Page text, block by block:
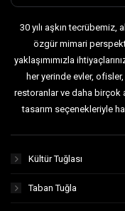
30 yılı aşkın tecrübemiz,
özgür mimari
yaklaşımımızla
her yerinde evler,
restoranlar ve daha birçok
tasarım seçenekleriyle
Kültür Tuğlası
Taban Tuğla